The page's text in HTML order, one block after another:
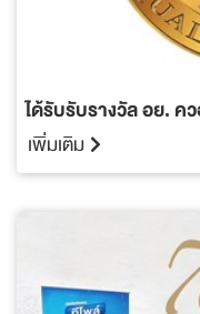
ได้รับรับรางวัล อย. ค
เพิ่มเติม